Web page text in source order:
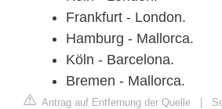
Frankfurt - London.
Hamburg - Mallorca.
Köln - Barcelona.
Bremen - Mallorca.
Antrag auf Entfernung der Quelle |